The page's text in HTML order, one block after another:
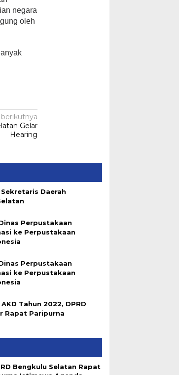
negara
oleh
berikutnya
Gelar
Hearing
Daerah
Perpustakaan
ke Perpustakaan
Perpustakaan
ke Perpustakaan
Tahun 2022, DPRD
Rapat Paripurna